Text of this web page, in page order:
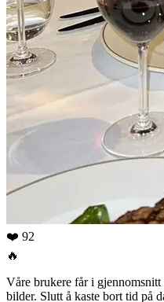
❤️ 92
🔥
Våre brukere får i
bilder. Slutt å kaste bort tid på